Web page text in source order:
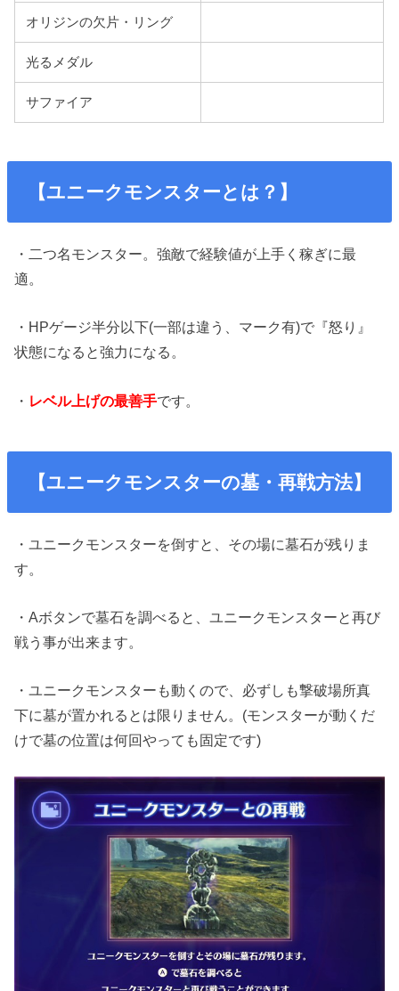
オリジンの欠片・リング
光るメダル
サファイア
【ユニークモンスターとは？】
・二つ名モンスター。強敵で経験値が上手く稼ぎに最
適。
・HPゲージ半分以下(一部は違う、マーク有)で『怒り』
状態になると強力になる。
・ レベル上げの最善手です。
【ユニークモンスターの墓・再戦方法】
・ユニークモンスターを倒すと、その場に墓石が残りま
す。
・Aボタンで墓石を調べると、ユニークモンスターと再び
戦う事が出来ます。
・ユニークモンスターも動くので、必ずしも撃破場所真
下に墓が置かれるとは限りません。(モンスターが動くだ
けで墓の位置は何回やっても固定です)